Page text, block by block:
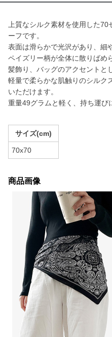
上質なシルク素材を使用した
ーフです。
表面は滑らかで光沢があり、細
ペイズリー柄が全体に散りばめ
髪飾り、バッグのアクセントと
軽量で柔らかな肌触りのシルク
いただけます。
重量49グラムと軽く、持ち運び
サイズ(cm)
70x70
商品画像